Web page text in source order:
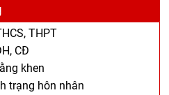
THPT
CĐ
khen
trạng hôn nhân